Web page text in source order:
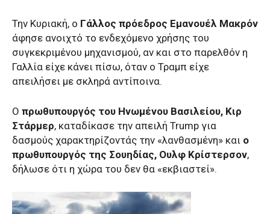
Την Κυριακή, ο Γάλλος πρόεδρος Εμανουέλ Μακρόν
άφησε ανοιχτό το ενδεχόμενο χρήσης του
συγκεκριμένου μηχανισμού, αν και στο παρελθόν η
Γαλλία είχε κάνει πίσω, όταν ο Τραμπ είχε
απειλήσει με σκληρά αντίποινα.
Ο πρωθυπουργός του Ηνωμένου Βασιλείου, Κιρ
Στάρμερ, καταδίκασε την απειλή Trump για
δασμούς χαρακτηρίζοντάς την «λανθασμένη» και ο
πρωθυπουργός της Σουηδίας, Ουλφ Κρίστερσον,
δήλωσε ότι η χώρα του δεν θα «εκβιαστεί».